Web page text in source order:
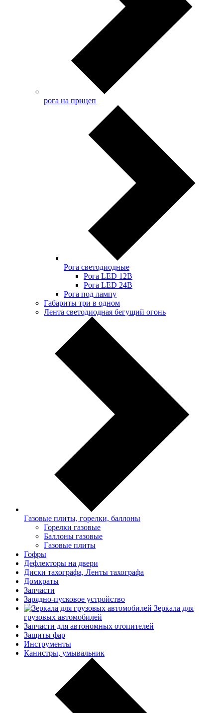
рога на прицеп
Рога светодиодные
Рога LED 12В
Рога LED 24В
Рога под лампу
Габариты три в одном
Лента светодиодная бегущий огонь
Газовые плиты, горелки, баллоны
Горелки газовые
Баллоны газовые
Газовые плиты
Гофры
Дефлекторы на двери
Диски тахографа, Ленты тахографа
Домкраты
Запчасти
Зарядно-пусковое устройство
Зеркала для
грузовых автомобилей
Запчасти для автономных отопителей
Защиты фар
Инструменты
Канистры, умывальник